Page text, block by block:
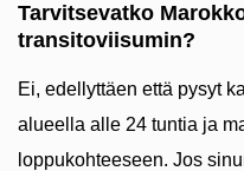
Tarvitsevatko
transitoviisumin?
Ei, edellyttäen että pysyt
alueella alle 24 tuntia ja
loppukohteeseen. Jos